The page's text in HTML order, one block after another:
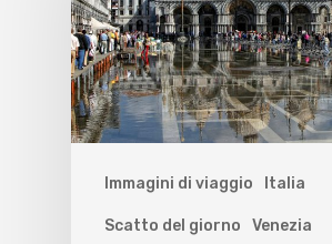
Immagini di viaggio Italia
Scatto del giorno Venezia